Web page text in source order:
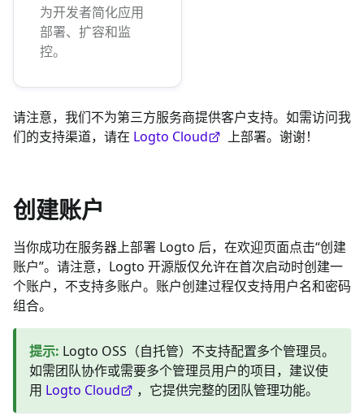
为开发者简化应用
部署、扩容和监
控。
请注意，我们不为第三方服务商提供客户支持。如需访问我
们的支持渠道，请在 Logto Cloud 上部署。谢谢！
创建账户
当你成功在服务器上部署 Logto 后，在欢迎页面点击“创建
账户”。请注意，Logto 开源版仅允许在首次启动时创建一
个账户，不支持多账户。账户创建过程仅支持用户名和密码
组合。
提示: Logto OSS（自托管）不支持配置多个管理员。
如需团队协作或需要多个管理员用户的项目，建议使
用 Logto Cloud ，它提供完整的团队管理功能。